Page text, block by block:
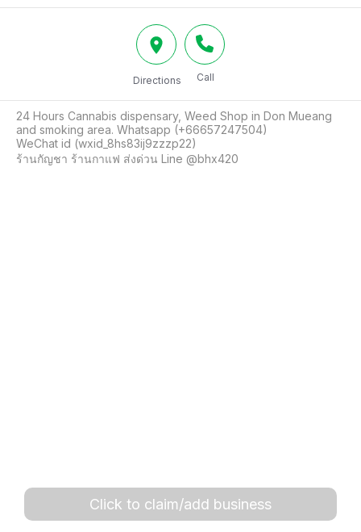
Directions Call
24 Hours Cannabis dispensary, Weed Shop in Don Mueang
and smoking area. Whatsapp (+66657247504)
WeChat id (wxid_8hs83ij9zzzp22)
ร้านกัญชา ร้านกาแฟ ส่งด่วน Line @bhx420
Click to claim/add business